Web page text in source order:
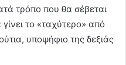
τρόπο που θα σέβεται
το «ταχύτερο» από
υποψήφιο της δεξιάς